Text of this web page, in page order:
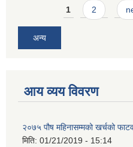
Pages1 2
अन्य
आय व्यय विवरण
२०७५ पौष महिनासम्मको खर्चको
मिति: 01/21/2019 - 15:14